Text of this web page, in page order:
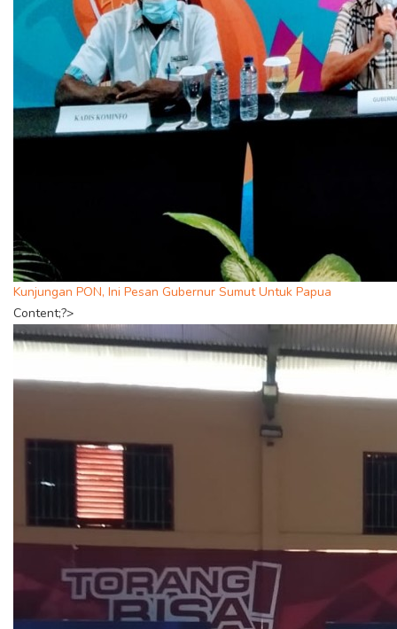
Kunjungan PON, Ini Pesan Gubernur Sumut Untuk Papua
Content;?>